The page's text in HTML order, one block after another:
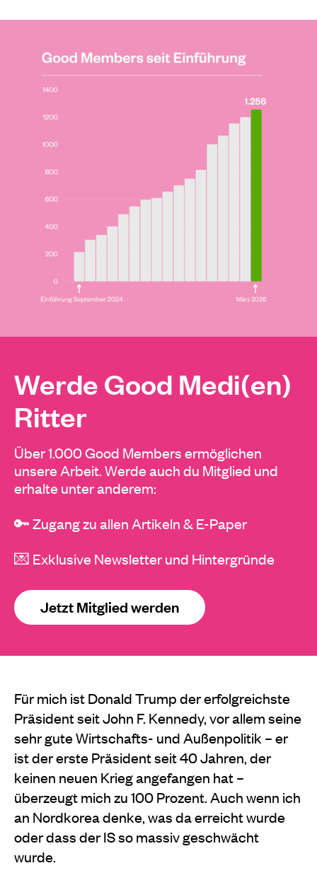
Werde Good Medi(en)
Ritter
Über 1.000 Good Members ermöglichen
unsere Arbeit. Werde auch du Mitglied und
erhalte unter anderem:
🔑 Zugang zu allen Artikeln & E-Paper
💌 Exklusive Newsletter und Hintergründe
Jetzt Mitglied werden
Für mich ist Donald Trump der erfolgreichste
Präsident seit John F. Kennedy, vor allem seine
sehr gute Wirtschafts- und Außenpolitik – er
ist der erste Präsident seit 40 Jahren, der
keinen neuen Krieg angefangen hat –
überzeugt mich zu 100 Prozent. Auch wenn ich
an Nordkorea denke, was da erreicht wurde
oder dass der IS so massiv geschwächt
wurde.